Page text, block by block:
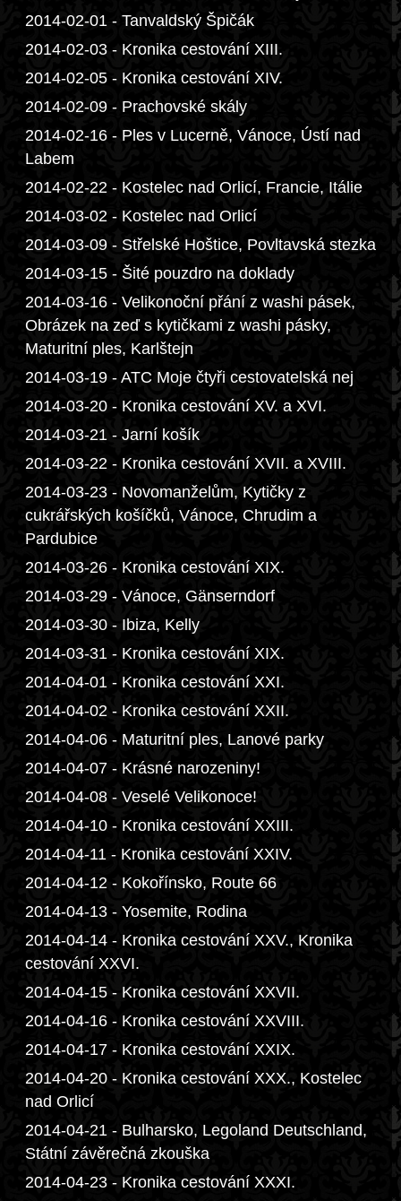
2014-02-01 - Tanvaldský Špičák
2014-02-03 - Kronika cestování XIII.
2014-02-05 - Kronika cestování XIV.
2014-02-09 - Prachovské skály
2014-02-16 - Ples v Lucerně, Vánoce, Ústí nad
Labem
2014-02-22 - Kostelec nad Orlicí, Francie, Itálie
2014-03-02 - Kostelec nad Orlicí
2014-03-09 - Střelské Hoštice, Povltavská stezka
2014-03-15 - Šité pouzdro na doklady
2014-03-16 - Velikonoční přání z washi pásek,
Obrázek na zeď s kytičkami z washi pásky,
Maturitní ples, Karlštejn
2014-03-19 - ATC Moje čtyři cestovatelská nej
2014-03-20 - Kronika cestování XV. a XVI.
2014-03-21 - Jarní košík
2014-03-22 - Kronika cestování XVII. a XVIII.
2014-03-23 - Novomanželům, Kytičky z
cukrářských košíčků, Vánoce, Chrudim a
Pardubice
2014-03-26 - Kronika cestování XIX.
2014-03-29 - Vánoce, Gänserndorf
2014-03-30 - Ibiza, Kelly
2014-03-31 - Kronika cestování XIX.
2014-04-01 - Kronika cestování XXI.
2014-04-02 - Kronika cestování XXII.
2014-04-06 - Maturitní ples, Lanové parky
2014-04-07 - Krásné narozeniny!
2014-04-08 - Veselé Velikonoce!
2014-04-10 - Kronika cestování XXIII.
2014-04-11 - Kronika cestování XXIV.
2014-04-12 - Kokořínsko, Route 66
2014-04-13 - Yosemite, Rodina
2014-04-14 - Kronika cestování XXV., Kronika
cestování XXVI.
2014-04-15 - Kronika cestování XXVII.
2014-04-16 - Kronika cestování XXVIII.
2014-04-17 - Kronika cestování XXIX.
2014-04-20 - Kronika cestování XXX., Kostelec
nad Orlicí
2014-04-21 - Bulharsko, Legoland Deutschland,
Státní závěrečná zkouška
2014-04-23 - Kronika cestování XXXI.